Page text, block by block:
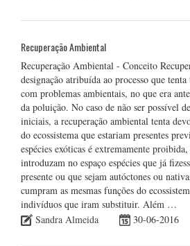
Recuperação Ambiental
Recuperação Ambiental - Conceito
designação atribuída ao processo que
com problemas ambientais, no que era
da poluição. No caso de não ser possível
iniciais, a recuperação ambiental tenta
do ecossistema que estariam presentes
espécies exóticas é extremamente
introduzam no espaço espécies que já
presente ou que sejam autóctones ou
cumpram as mesmas funções do
indivíduos que iram substituir. Além …
Sandra Almeida
30-06-2016